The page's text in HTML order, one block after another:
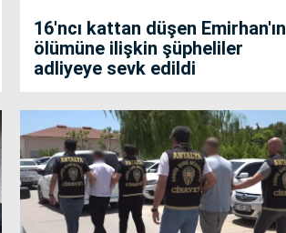
16'ncı kattan düşen Emirhan'ın
ölümüne ilişkin şüpheliler
adliyeye sevk edildi